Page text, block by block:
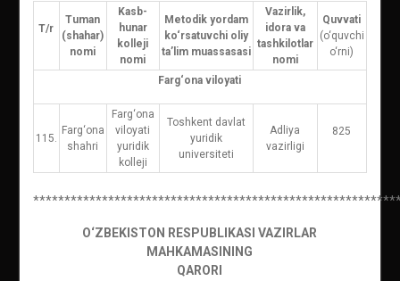
T/r
Tuman
(shahar)
nomi
Kasb-
hunar
kolleji
nomi
Metodik yordam
ko‘rsatuvchi oliy
ta’lim muassasasi
Vazirlik,
idora va
tashkilotlar
nomi
Quvvati
(o‘quvchi
o‘rni)
Farg‘ona viloyati
115.
Farg‘ona
shahri
Farg‘ona
viloyati
yuridik
kolleji
Toshkent davlat
yuridik
universiteti
Adliya
vazirligi
825
O‘ZBEKISTON RESPUBLIKASI VAZIRLAR
MAHKAMASINING
QARORI